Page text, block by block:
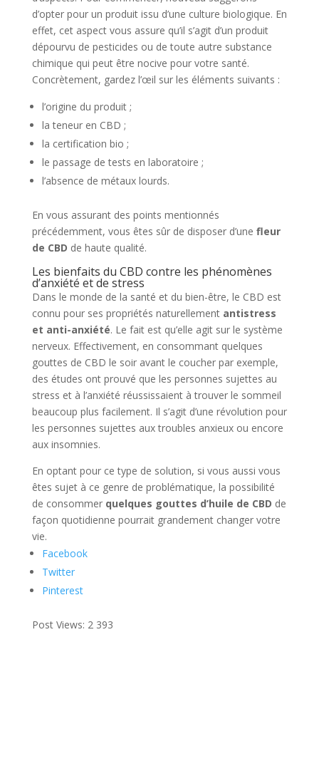
d’opter pour un produit issu d’une culture biologique. En
effet, cet aspect vous assure qu’il s’agit d’un produit
dépourvu de pesticides ou de toute autre substance
chimique qui peut être nocive pour votre santé.
Concrètement, gardez l’œil sur les éléments suivants :
l’origine du produit ;
la teneur en CBD ;
la certification bio ;
le passage de tests en laboratoire ;
l’absence de métaux lourds.
En vous assurant des points mentionnés
précédemment, vous êtes sûr de disposer d’une fleur
de CBD de haute qualité.
Les bienfaits du CBD contre les phénomènes
d’anxiété et de stress
Dans le monde de la santé et du bien-être, le CBD est
connu pour ses propriétés naturellement antistress
et anti-anxiété. Le fait est qu’elle agit sur le système
nerveux. Effectivement, en consommant quelques
gouttes de CBD le soir avant le coucher par exemple,
des études ont prouvé que les personnes sujettes au
stress et à l’anxiété réussissaient à trouver le sommeil
beaucoup plus facilement. Il s’agit d’une révolution pour
les personnes sujettes aux troubles anxieux ou encore
aux insomnies.
En optant pour ce type de solution, si vous aussi vous
êtes sujet à ce genre de problématique, la possibilité
de consommer quelques gouttes d’huile de CBD de
façon quotidienne pourrait grandement changer votre
vie.
Facebook
Twitter
Pinterest
Post Views: 2 393